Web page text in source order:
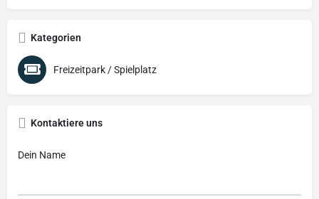
Kategorien
Freizeitpark / Spielplatz
Kontaktiere uns
Dein Name